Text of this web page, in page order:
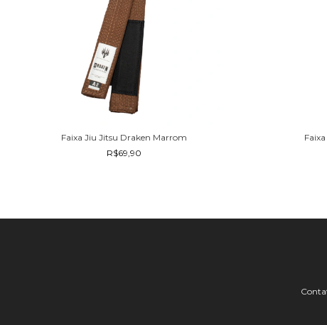
Faixa Jiu Jitsu Draken Marrom
R$69,90